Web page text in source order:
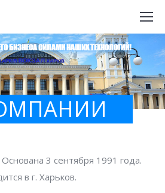
БИЗНЕСА СИЛАМИ НАШИХ ТЕХНОЛОГИЙ!
3 сентября 1991 года.
в г. Харьков.